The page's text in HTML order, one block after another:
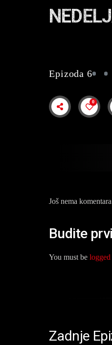
Epizoda 6
0
Još nema komentara
Budite
You must be logged
Zadnje